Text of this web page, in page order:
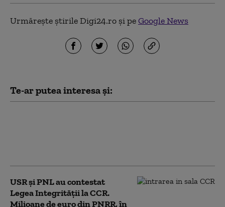
Urmărește știrile Digi24.ro și peGoogle News
Te-ar putea interesa și:
USR și PNL au contestat
Legea Integrității la CCR.
Milioane de euro din PNRR, în